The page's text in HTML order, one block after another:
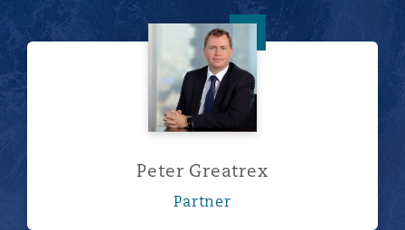
Peter Greatrex
Peter Greatrex
Partner